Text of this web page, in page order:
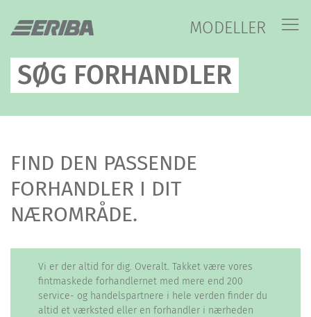
MODELLER
SØG FORHANDLER
FIND DEN PASSENDE
FORHANDLER I DIT
NÆROMRÅDE.
Vi er der altid for dig. Overalt. Takket være vores
fintmaskede forhandlernet med mere end 200
service- og handelspartnere i hele verden finder du
altid et værksted eller en forhandler i nærheden